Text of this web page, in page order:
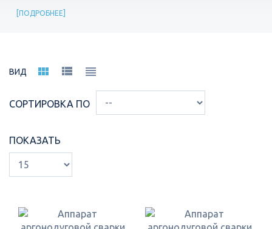
ПОДРОБНЕЕ
ВИД
СОРТИРОВКА ПО
ПОКАЗАТЬ